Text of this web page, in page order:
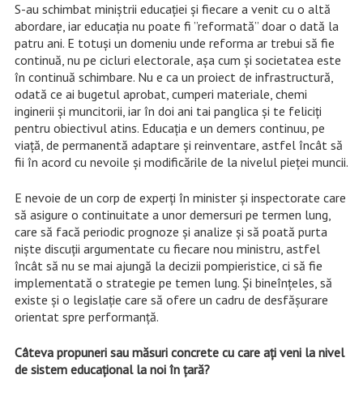
S-au schimbat miniștrii educației și fiecare a venit cu o altă
abordare, iar educația nu poate fi ”reformată” doar o dată la
patru ani. E totuși un domeniu unde reforma ar trebui să fie
continuă, nu pe cicluri electorale, așa cum și societatea este
în continuă schimbare. Nu e ca un proiect de infrastructură,
odată ce ai bugetul aprobat, cumperi materiale, chemi
inginerii și muncitorii, iar în doi ani tai panglica și te feliciți
pentru obiectivul atins. Educația e un demers continuu, pe
viață, de permanentă adaptare și reinventare, astfel încât să
fii în acord cu nevoile și modificările de la nivelul pieței muncii.
E nevoie de un corp de experți în minister și inspectorate care
să asigure o continuitate a unor demersuri pe termen lung,
care să facă periodic prognoze și analize și să poată purta
niște discuții argumentate cu fiecare nou ministru, astfel
încât să nu se mai ajungă la decizii pompieristice, ci să fie
implementată o strategie pe temen lung. Și bineînțeles, să
existe și o legislație care să ofere un cadru de desfășurare
orientat spre performanță.
Câteva propuneri sau măsuri concrete cu care ați veni la nivel
de sistem educațional la noi în țară?